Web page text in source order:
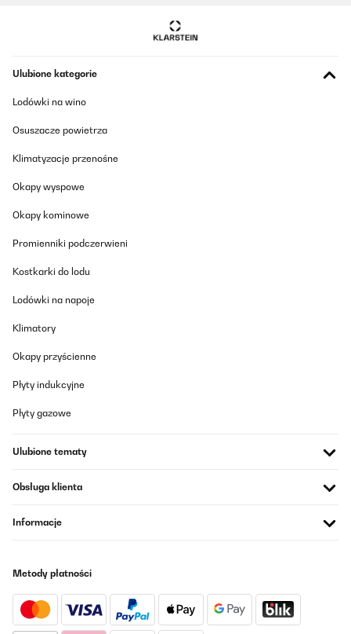
Nach einem Jahr war leider der Verschluss defekt. Die Brotdose
auch für die freundliche Abwicklung. Danke%
Amazon-Benutzer
sind sehr zufrieden. Die Qualität ist wirklich top: Der Kunststoff
lässt sich kinderleicht öffnen und wieder fest verschließen – auch
wir, dass sie sich sehr gut reinigen lässt – sowohl per Hand als
vielen Spülgängen schön kräftig. Ein weiterer Pluspunkt: Die
Brotdose passt perfekt in den Ergobag-Schulranzen und hat
aufzugehen.Der Preis ist zwar etwas höher, aber aus unserer
weiterempfehlen!
Amazon-Benutzer
sind sehr zufrieden. Die Qualität ist wirklich top: Der Kunststoff
ist robust, stabil und wirkt langlebig. Die Dose ist superleicht,
lässt sich kinderleicht öffnen und wieder fest verschließen – auch
Ulubione kategorie
Lodówki na wino
Osuszacze powietrza
Klimatyzacje przenośne
Okapy wyspowe
Okapy kominowe
Promienniki podczerwieni
Kostkarki do lodu
Lodówki na napoje
Klimatory
Okapy przyścienne
Płyty indukcyjne
Płyty gazowe
Ulubione tematy
Obsługa klienta
Informacje
Metody płatności